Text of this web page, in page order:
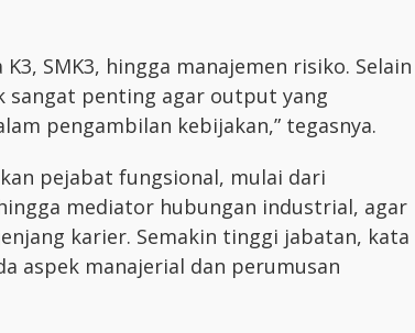
SMK3, hingga manajemen risiko. Selain
penting agar output yang
pengambilan kebijakan,” tegasnya.
pejabat fungsional, mulai dari
mediator hubungan industrial, agar
karier. Semakin tinggi jabatan, kata
aspek manajerial dan perumusan